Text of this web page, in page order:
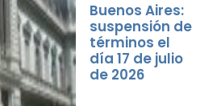
Buenos Aires:
suspensión de
términos el
día 17 de julio
de 2026